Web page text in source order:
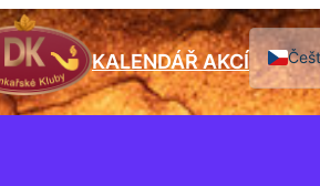
KALENDÁŘ AKCÍ